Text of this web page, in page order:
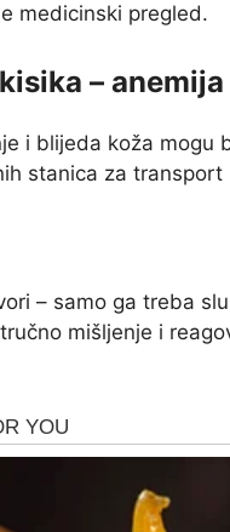
medicinski pregled.
– anemija
i blijeda koža mogu
stanica za transport
– samo ga treba
mišljenje i